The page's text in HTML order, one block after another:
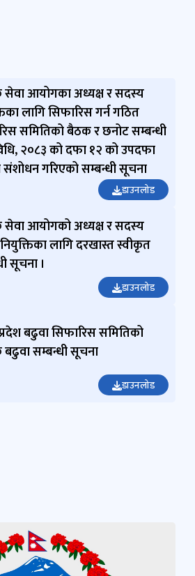
सेवा आयोगका अध्यक्ष र सदस्य
लागि सिफारिस गर्न गठित
समितिको बैठक र छनोट सम्बन्धी
२०८३ को दफा १२ को उपदफा
संशोधन गरिएको सम्बन्धी सूचना
डाउनलोड
सेवा आयोगको अध्यक्ष र सदस्य
लागि दरखास्त स्वीकृत
सूचना ।
डाउनलोड
बढुवा सिफारिस समितिको
बढुवा सम्बन्धी सूचना
डाउनलोड